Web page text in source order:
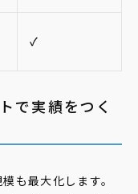
✓
で実績をつく
も最大化します。